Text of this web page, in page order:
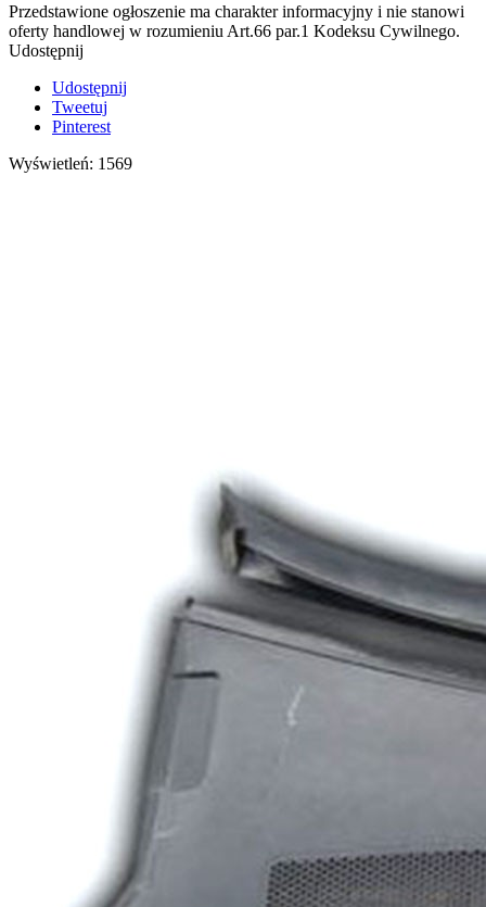
Przedstawione ogłoszenie ma charakter informacyjny i nie stanowi
oferty handlowej w rozumieniu Art.66 par.1 Kodeksu Cywilnego.
Udostępnij
Udostępnij
Tweetuj
Pinterest
Wyświetleń: 1569